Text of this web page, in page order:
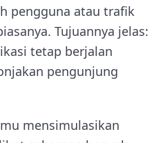
pengguna atau trafik
Tujuannya jelas:
tetap berjalan
pengunjung
mensimulasikan